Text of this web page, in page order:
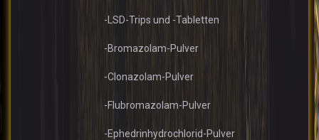
-LSD-Trips und -Tabletten
-Bromazolam-Pulver
-Clonazolam-Pulver
-Flubromazolam-Pulver
-Ephedrinhydrochlorid-Pulver